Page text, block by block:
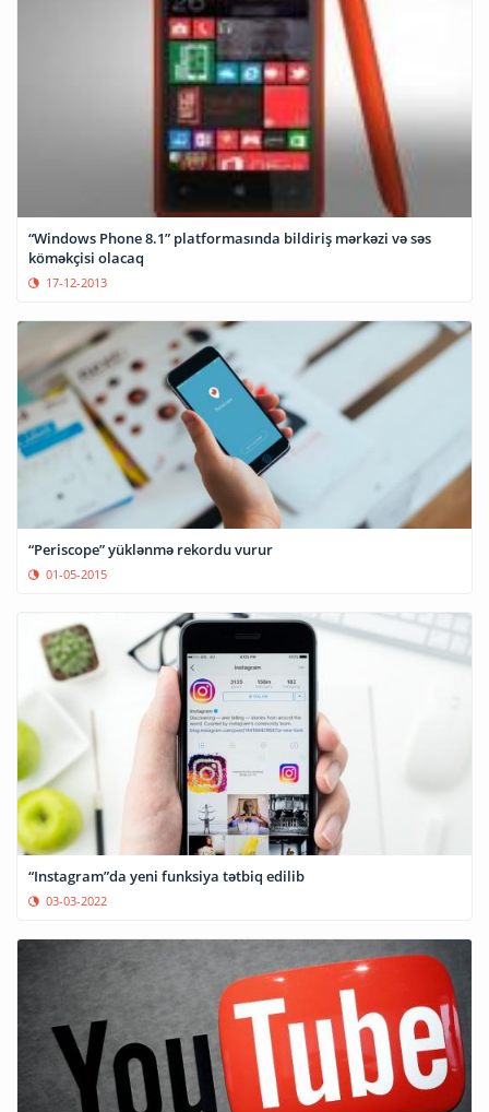
“Windows Phone 8.1” platformasında bildiriş mərkəzi və səs
köməkçisi olacaq
17-12-2013
“Periscope” yüklənmə rekordu vurur
01-05-2015
“Instagram”da yeni funksiya tətbiq edilib
03-03-2022